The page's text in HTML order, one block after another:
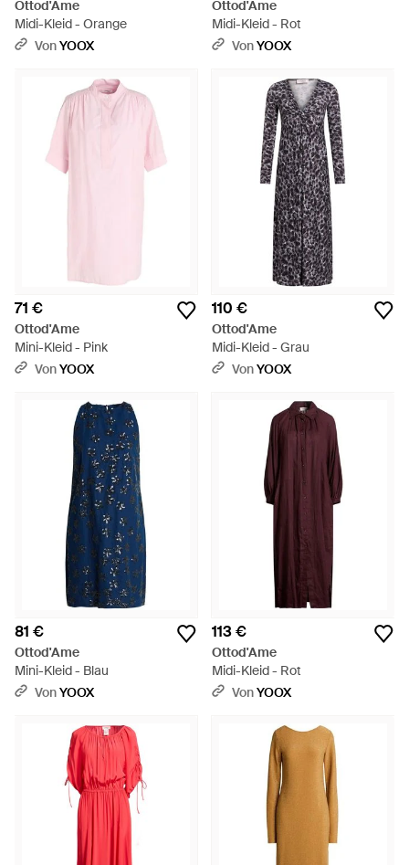
Ottod'Ame
Midi-Kleid - Orange
VonYOOX
Ottod'Ame
Midi-Kleid - Rot
VonYOOX
71 €
Ottod'Ame
Mini-Kleid - Pink
VonYOOX
110 €
Ottod'Ame
Midi-Kleid - Grau
VonYOOX
81 €
Ottod'Ame
Mini-Kleid - Blau
VonYOOX
113 €
Ottod'Ame
Midi-Kleid - Rot
VonYOOX